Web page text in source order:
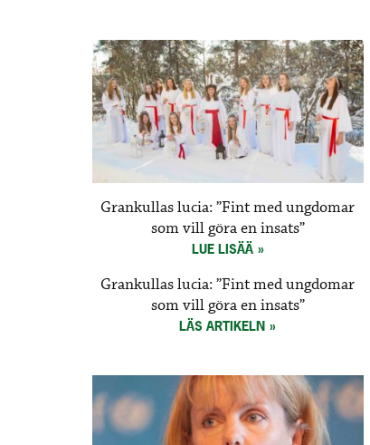
Grankullas lucia: ”Fint med ungdomar
som vill göra en insats”
LUE LISÄÄ
Grankullas lucia: ”Fint med ungdomar
som vill göra en insats”
LÄS ARTIKELN